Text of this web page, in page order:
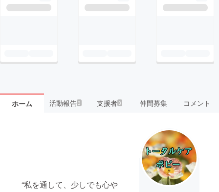
ホーム 活動報告3 支援者3 仲間募集 コメント
“私を通して、少しでも心や